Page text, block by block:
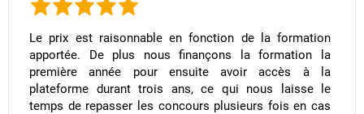
Le prix est raisonnable en fonction de la formation
apportée. De plus nous finançons la formation la
première année pour ensuite avoir accès à la
plateforme durant trois ans, ce qui nous laisse le
temps de repasser les concours plusieurs fois en cas